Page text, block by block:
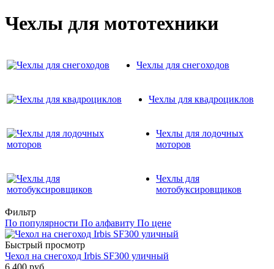
Чехлы для мототехники
Чехлы для снегоходов
Чехлы для квадроциклов
Чехлы для лодочных
моторов
Чехлы для
мотобуксировщиков
Фильтр
По популярности По алфавиту По цене
Быстрый просмотр
Чехол на снегоход Irbis SF300 уличный
6 400 руб.